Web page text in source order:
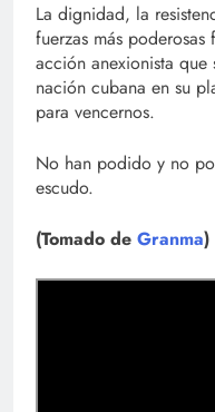
La dignidad, la
fuerzas más
acción anexionista
nación cubana en su
para vencernos.
No han podido y no
escudo.
(Tomado de Granma)